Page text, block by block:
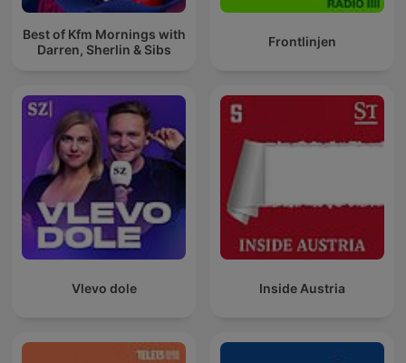
Best of Kfm Mornings with
Darren, Sherlin & Sibs
Frontlinjen
Vlevo dole Inside Austria